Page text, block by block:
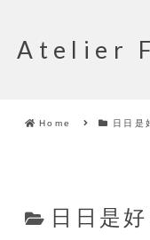
Atelier
Home 日日是
日日是好